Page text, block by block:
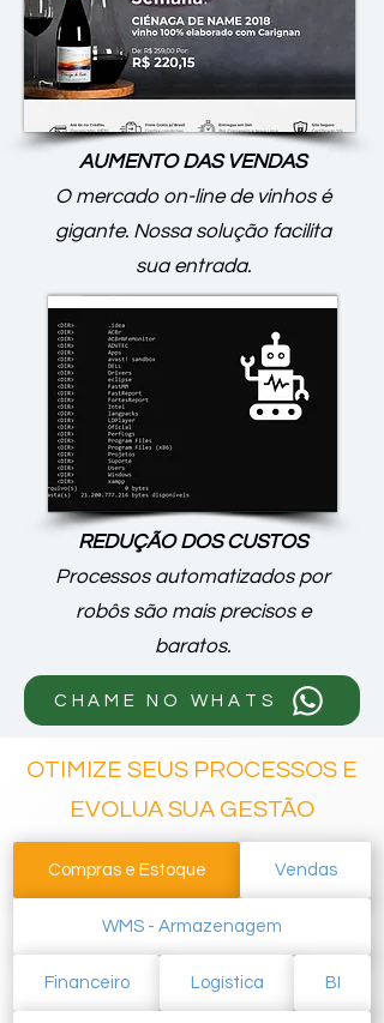
AUMENTO DAS VENDAS
O mercado on-line de vinhos é
gigante. Nossa solução facilita
sua entrada.
REDUÇÃO DOS CUSTOS
Processos automatizados por
robôs são mais precisos e
baratos.
CHAME NO WHATS
OTIMIZE SEUS PROCESSOS E
EVOLUA SUA GESTÃO
Compras e Estoque Vendas
WMS - Armazenagem
Financeiro Logística BI